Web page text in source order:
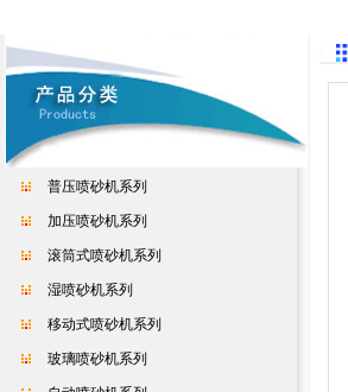
普压喷砂机系列
加压喷砂机系列
滚筒式喷砂机系列
湿喷砂机系列
移动式喷砂机系列
玻璃喷砂机系列